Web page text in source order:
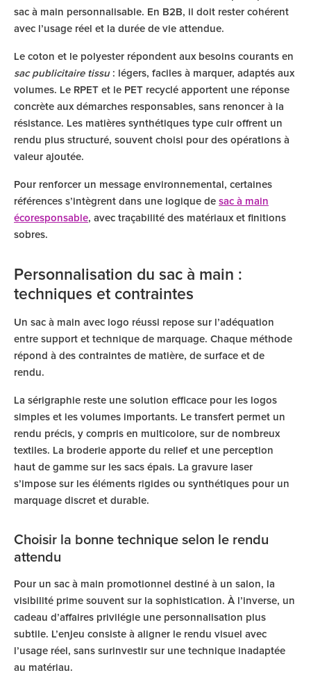
sac à main personnalisable. En B2B, il doit rester cohérent
avec l’usage réel et la durée de vie attendue.
Le coton et le polyester répondent aux besoins courants en
sac publicitaire tissu : légers, faciles à marquer, adaptés aux
volumes. Le RPET et le PET recyclé apportent une réponse
concrète aux démarches responsables, sans renoncer à la
résistance. Les matières synthétiques type cuir offrent un
rendu plus structuré, souvent choisi pour des opérations à
valeur ajoutée.
Pour renforcer un message environnemental, certaines
références s’intègrent dans une logique de sac à main
écoresponsable, avec traçabilité des matériaux et finitions
sobres.
Personnalisation du sac à main :
techniques et contraintes
Un sac à main avec logo réussi repose sur l’adéquation
entre support et technique de marquage. Chaque méthode
répond à des contraintes de matière, de surface et de
rendu.
La sérigraphie reste une solution efficace pour les logos
simples et les volumes importants. Le transfert permet un
rendu précis, y compris en multicolore, sur de nombreux
textiles. La broderie apporte du relief et une perception
haut de gamme sur les sacs épais. La gravure laser
s’impose sur les éléments rigides ou synthétiques pour un
marquage discret et durable.
Choisir la bonne technique selon le rendu
attendu
Pour un sac à main promotionnel destiné à un salon, la
visibilité prime souvent sur la sophistication. À l’inverse, un
cadeau d’affaires privilégie une personnalisation plus
subtile. L’enjeu consiste à aligner le rendu visuel avec
l’usage réel, sans surinvestir sur une technique inadaptée
au matériau.